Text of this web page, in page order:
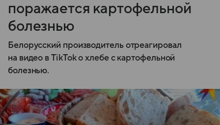
поражается картофельной
болезнью
Белорусский производитель отреагировал
на видео в TikTok о хлебе с картофельной
болезнью.